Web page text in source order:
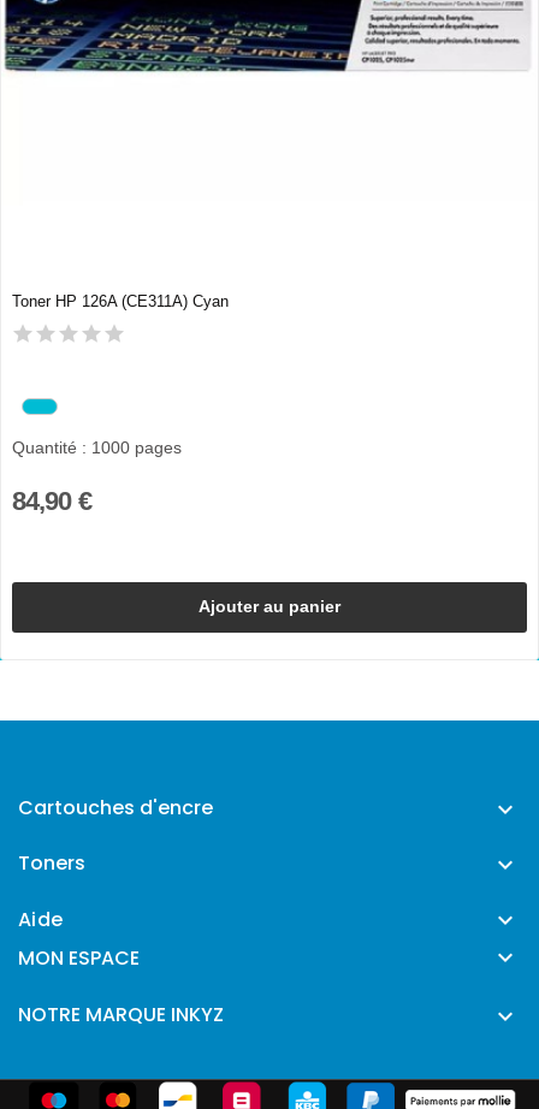
Toner HP 126A (CE311A) Cyan
Quantité : 1000 pages
84,90 €
Ajouter au panier
Cartouches d'encre 
Toners 
Aide 
MON ESPACE 
NOTRE MARQUE INKYZ 